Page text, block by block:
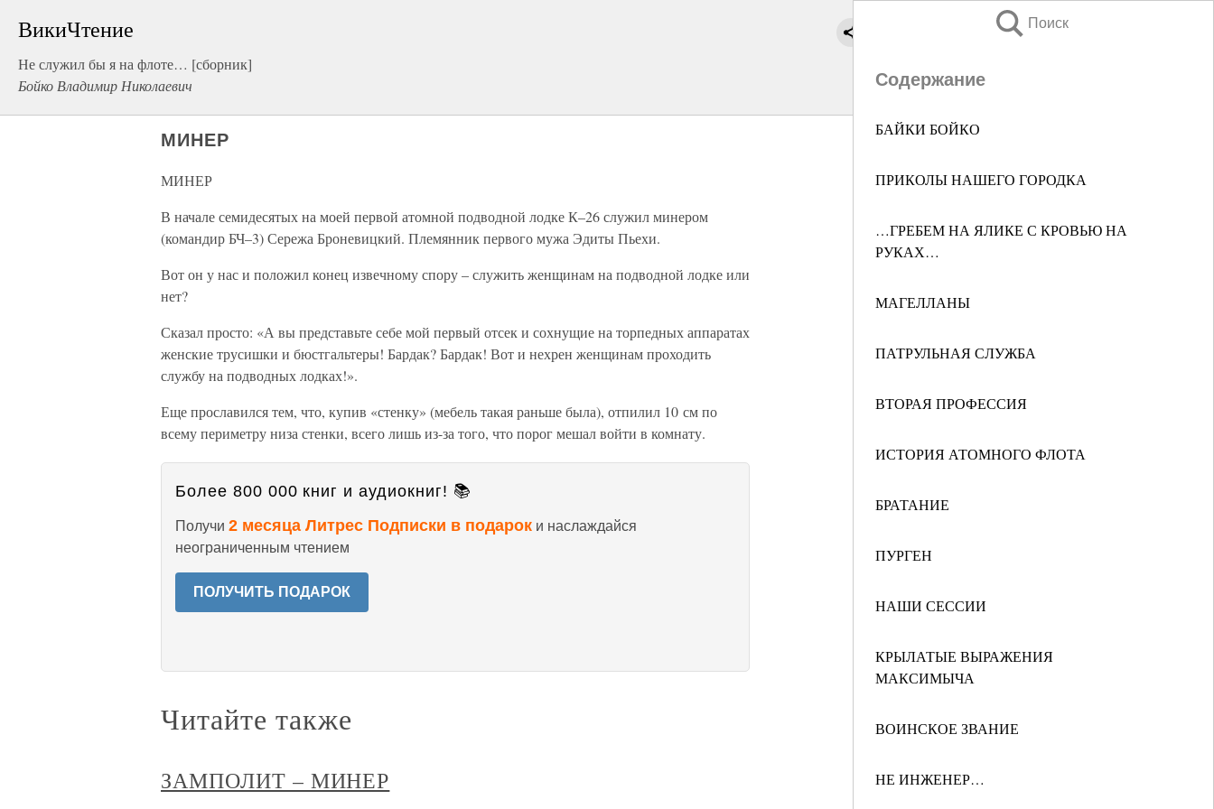
ВикиЧтение
Не служил бы я на флоте… [сборник]
Бойко Владимир Николаевич
Поиск
Содержание
БАЙКИ БОЙКО
ПРИКОЛЫ НАШЕГО ГОРОДКА
…ГРЕБЕМ НА ЯЛИКЕ С КРОВЬЮ НА
РУКАХ…
МАГЕЛЛАНЫ
ПАТРУЛЬНАЯ СЛУЖБА
ВТОРАЯ ПРОФЕССИЯ
ИСТОРИЯ АТОМНОГО ФЛОТА
БРАТАНИЕ
ПУРГЕН
НАШИ СЕССИИ
КРЫЛАТЫЕ ВЫРАЖЕНИЯ
МАКСИМЫЧА
ВОИНСКОЕ ЗВАНИЕ
НЕ ИНЖЕНЕР…
МИНЕР
МИНЕР
В начале семидесятых на моей первой атомной подводной лодке К–26 служил минером
(командир БЧ–3) Сережа Броневицкий. Племянник первого мужа Эдиты Пьехи.
Вот он у нас и положил конец извечному спору – служить женщинам на подводной лодке или
нет?
Сказал просто: «А вы представьте себе мой первый отсек и сохнущие на торпедных аппаратах
женские трусишки и бюстгальтеры! Бардак? Бардак! Вот и нехрен женщинам проходить
службу на подводных лодках!».
Еще прославился тем, что, купив «стенку» (мебель такая раньше была), отпилил 10 см по
всему периметру низа стенки, всего лишь из-за того, что порог мешал войти в комнату.
Более 800 000 книг и аудиокниг! 📚
Получи 2 месяца Литрес Подписки в подарок и наслаждайся
неограниченным чтением
ПОЛУЧИТЬ ПОДАРОК
Читайте также
ЗАМПОЛИТ – МИНЕР